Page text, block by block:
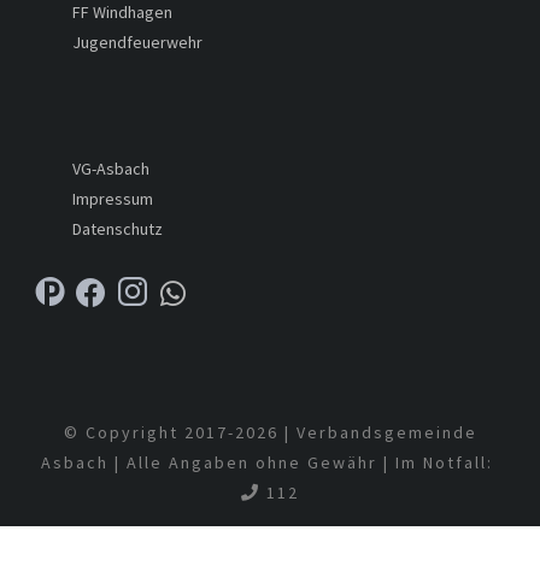
FF Windhagen
Jugendfeuerwehr
VG-Asbach
Impressum
Datenschutz
© Copyright 2017-2026 | Verbandsgemeinde
Asbach | Alle Angaben ohne Gewähr | Im Notfall:
112